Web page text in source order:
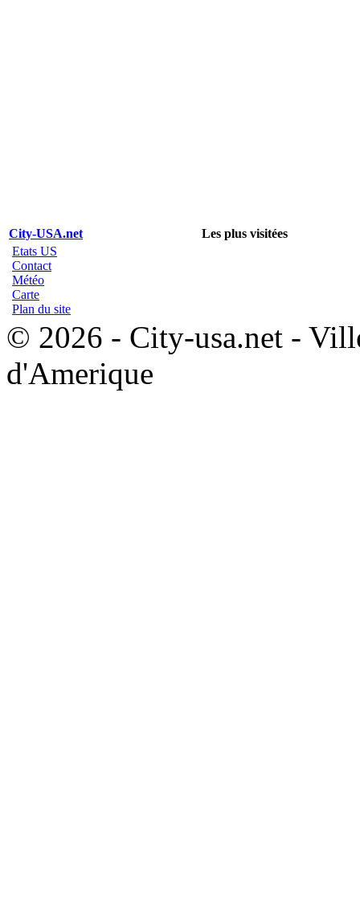
City-USA.net
Les plus visitées
Etats US
Contact
Météo
Carte
Plan du site
© 2026 - City-usa.net -
d'Amerique